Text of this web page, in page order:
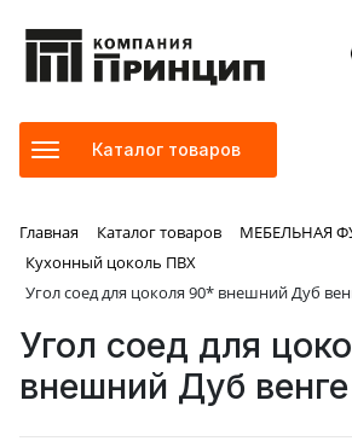
Каталог товаров
Главная Каталог товаров
МЕБЕЛЬНАЯ
Кухонный цоколь ПВХ
Угол соед для цоколя 90* внешний Дуб
Угол соед для
внешний Дуб венге